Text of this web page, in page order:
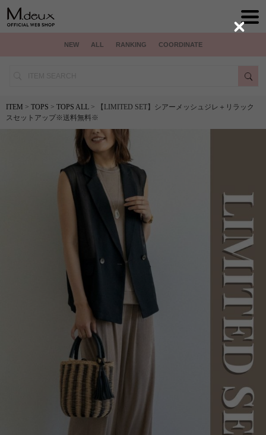
NEW ALL RANKING COORDINATE
ITEM > TOPS > TOPS ALL > 【LIMITED SET】シアーメッシュジレ＋リラック
スセットアップ※送料無料※
Close